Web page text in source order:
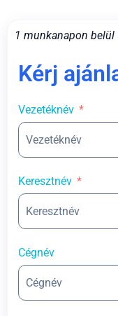
1 munkanapon belül
Kérj
Vezetéknév
Keresztnév
Cégnév